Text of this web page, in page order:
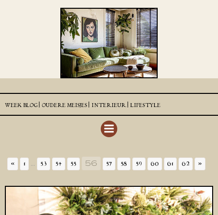
WEEK BLOG | OUDERE MEISJES | INTERIEUR | LIFESTYLE
« 1 ... 53 54 55 56 57 58 59 60 61 62 »